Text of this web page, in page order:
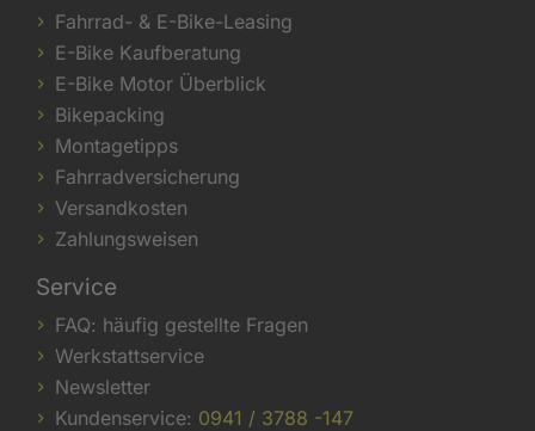
Fahrrad- & E-Bike-Leasing
E-Bike Kaufberatung
E-Bike Motor Überblick
Bikepacking
Montagetipps
Fahrradversicherung
Versandkosten
Zahlungsweisen
Service
FAQ: häufig gestellte Fragen
Werkstattservice
Newsletter
Kundenservice: 0941 / 3788 -147